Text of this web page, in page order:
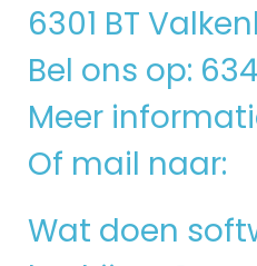
6301 BT
Bel ons op:
Meer
Of mail naar:
Wat doen